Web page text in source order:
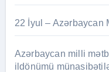
22 İyul – Azərbaycan
Azərbaycan milli
ildönümü